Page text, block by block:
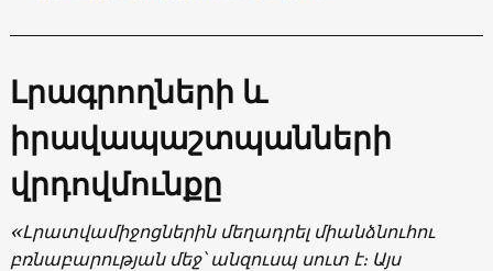
Լրագրողների և
իրավապաշտպանների
վրդովմունքը
«Լրատվամիջոցներին մեղադրել միանձնուհու
բռնաբարության մեջ՝ անզուսպ սուտ է։ Այս